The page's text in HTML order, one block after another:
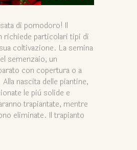
di pomodoro! Il
richiede particolari tipi di
coltivazione. La semina
semenzaio, un
con copertura o a
nascita delle piantine,
le più solide e
trapiantate, mentre
eliminate. Il trapianto